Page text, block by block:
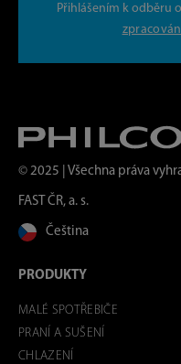
Přihlášením k odběru
© 2025 | Všechna práva
FAST ČR, a. s.
Čeština
PRODUKTY
MALÉ SPOTŘEBIČE
PRANÍ A SUŠENÍ
CHLAZENÍ